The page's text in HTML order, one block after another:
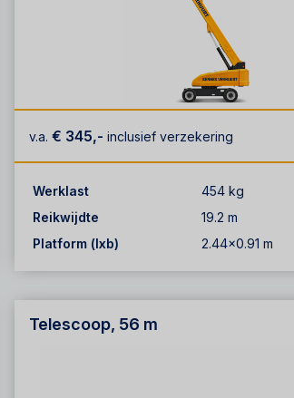
v.a. € 345,- inclusief verzekering
Werklast
454 kg
Reikwijdte
19.2 m
Platform (lxb)
2.44x0.91 m
Telescoop, 56 m